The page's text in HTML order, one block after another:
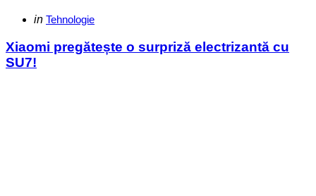
Categories
Posted
in Tehnologie
Xiaomi pregătește o surpriză electrizantă cu
SU7!